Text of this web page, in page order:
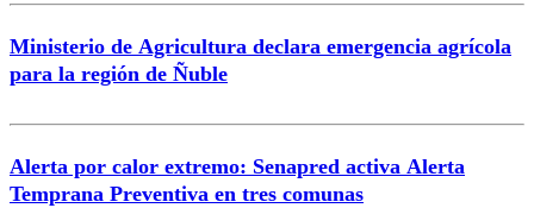
Ministerio de Agricultura declara emergencia agrícola
para la región de Ñuble
Alerta por calor extremo: Senapred activa Alerta
Temprana Preventiva en tres comunas